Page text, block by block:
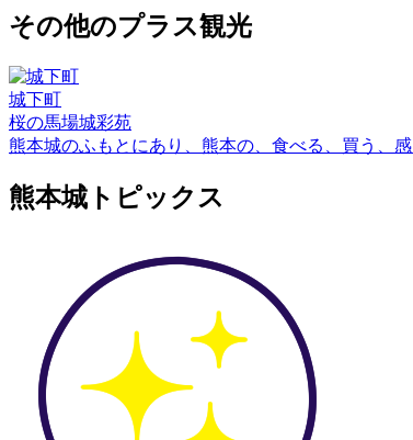
その他のプラス観光
城下町
桜の馬場城彩苑
熊本城のふもとにあり、熊本の、食べる、買う
熊本城トピックス